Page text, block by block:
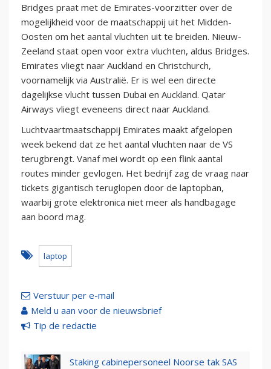
Bridges praat met de Emirates-voorzitter over de
mogelijkheid voor de maatschappij uit het Midden-
Oosten om het aantal vluchten uit te breiden. Nieuw-
Zeeland staat open voor extra vluchten, aldus Bridges.
Emirates vliegt naar Auckland en Christchurch,
voornamelijk via Australië. Er is wel een directe
dagelijkse vlucht tussen Dubai en Auckland. Qatar
Airways vliegt eveneens direct naar Auckland.
Luchtvaartmaatschappij Emirates maakt afgelopen
week bekend dat ze het aantal vluchten naar de VS
terugbrengt. Vanaf mei wordt op een flink aantal
routes minder gevlogen. Het bedrijf zag de vraag naar
tickets gigantisch teruglopen door de laptopban,
waarbij grote elektronica niet meer als handbagage
aan boord mag.
laptop
Verstuur per e-mail
Meld u aan voor de nieuwsbrief
Tip de redactie
Staking cabinepersoneel Noorse tak SAS